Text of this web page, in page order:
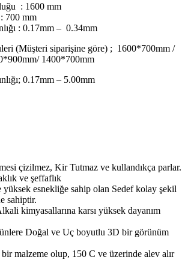
: 1600 mm
700 mm
: 0.17mm – 0.34mm
(Müşteri siparişine göre) ; 1600*700mm /
1400*700mm
0.17mm – 5.00mm
çizilmez, Kir Tutmaz ve kullandıkça parlar.
ve şeffaflık
yüksek esnekliğe sahip olan Sedef kolay şekil
sahiptir.
kimyasallarına karsı yüksek dayanım
Doğal ve Uç boyutlu 3D bir görünüm
bir malzeme olup, 150 C ve üzerinde alev alır